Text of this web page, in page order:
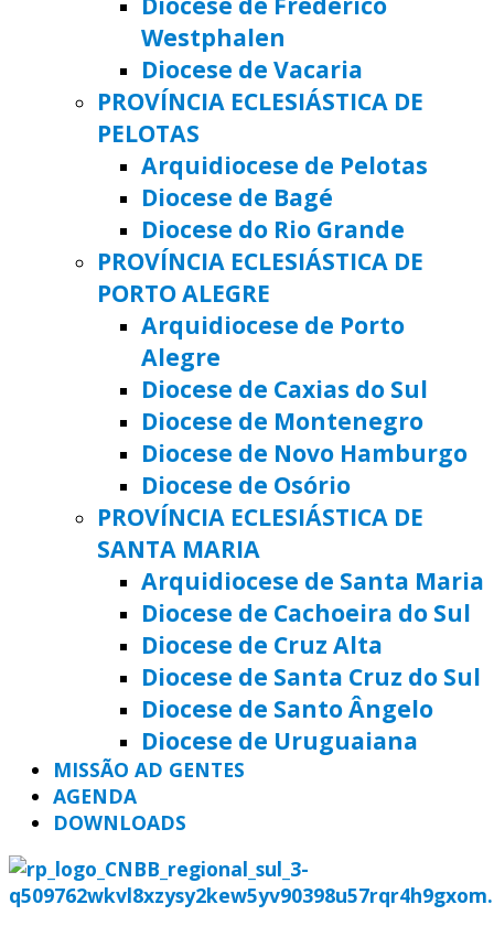
Westphalen
Diocese de Vacaria
PROVÍNCIA ECLESIÁSTICA DE
PELOTAS
Arquidiocese de Pelotas
Diocese de Bagé
Diocese do Rio Grande
PROVÍNCIA ECLESIÁSTICA DE
PORTO ALEGRE
Arquidiocese de Porto
Alegre
Diocese de Caxias do Sul
Diocese de Montenegro
Diocese de Novo Hamburgo
Diocese de Osório
PROVÍNCIA ECLESIÁSTICA DE
SANTA MARIA
Arquidiocese de Santa Maria
Diocese de Cachoeira do Sul
Diocese de Cruz Alta
Diocese de Santa Cruz do Sul
Diocese de Santo Ângelo
Diocese de Uruguaiana
MISSÃO AD GENTES
AGENDA
DOWNLOADS